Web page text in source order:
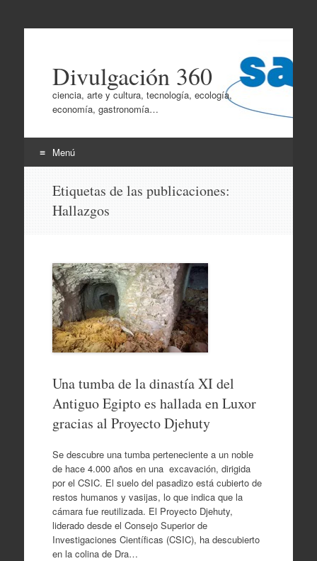
Divulgación 360
ciencia, arte y cultura, tecnología, ecología,
economía, gastronomía…
Menú
contenido
Etiquetas de las publicaciones:
Hallazgos
Una tumba de la dinastía XI del
Antiguo Egipto es hallada en Luxor
gracias al Proyecto Djehuty
Se descubre una tumba perteneciente a un noble
de hace 4.000 años en una excavación, dirigida
por el CSIC. El suelo del pasadizo está cubierto de
restos humanos y vasijas, lo que indica que la
cámara fue reutilizada. El Proyecto Djehuty,
liderado desde el Consejo Superior de
Investigaciones Científicas (CSIC), ha descubierto
en la colina de Dra…